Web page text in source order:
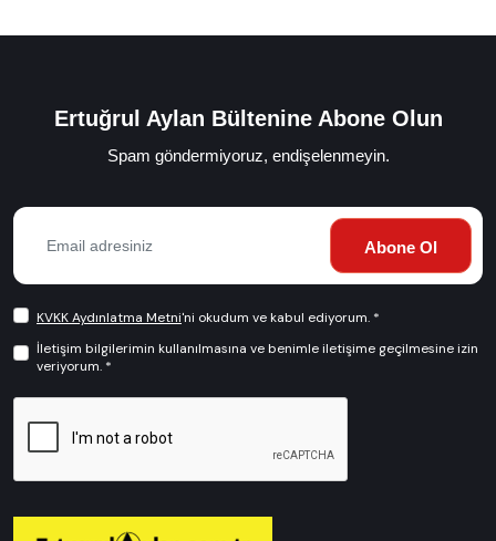
Ertuğrul Aylan Bültenine Abone Olun
Spam göndermiyoruz, endişelenmeyin.
Abone Ol
KVKK Aydınlatma Metni'ni okudum ve kabul ediyorum. *
İletişim bilgilerimin kullanılmasına ve benimle iletişime geçilmesine izin
veriyorum. *